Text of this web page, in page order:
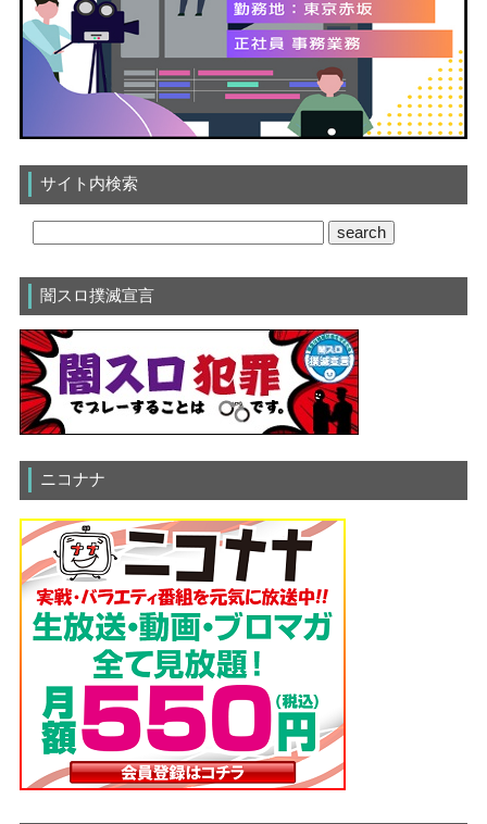
サイト内検索
闇スロ撲滅宣言
ニコナナ